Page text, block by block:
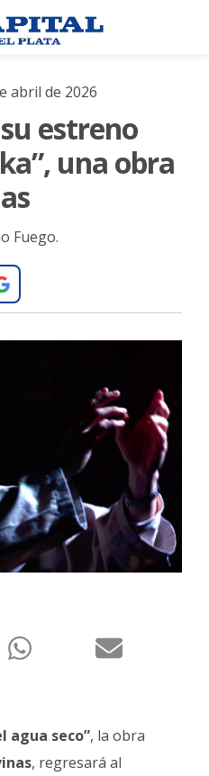
abril de 2026
estreno
una obra
Fuego.
agua seco”, la obra
, regresará al